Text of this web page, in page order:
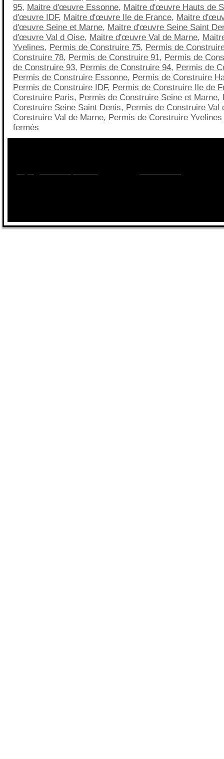
95, Maitre d'œuvre Essonne, Maitre d'œuvre Hauts de
d'œuvre IDF, Maitre d'œuvre Ile de France, Maitre
d'œuvre Seine et Marne, Maitre d'œuvre Seine Saint
d'œuvre Val d Oise, Maitre d'œuvre Val de Marne,
Yvelines, Permis de Construire 75, Permis de
Construire 78, Permis de Construire 91, Permis de
de Construire 93, Permis de Construire 94, Permis de
Permis de Construire Essonne, Permis de Construire
Permis de Construire IDF, Permis de Construire Ile de
Construire Paris, Permis de Construire Seine et Marne,
Construire Seine Saint Denis, Permis de Construire Val
Construire Val de Marne, Permis de Construire Yvelines
fermés